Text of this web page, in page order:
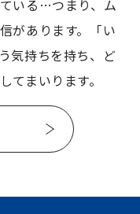
いる…つまり、ム
があります。「い
気持ちを持ち、ど
てまいります。